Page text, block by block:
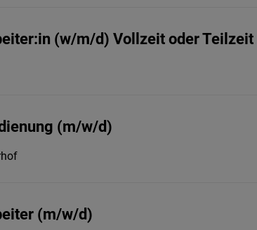
(w/m/d) Vollzeit oder Teilzeit
(m/w/d)
(m/w/d)